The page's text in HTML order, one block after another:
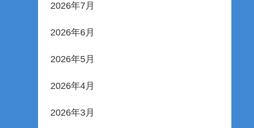
2026年7月
2026年6月
2026年5月
2026年4月
2026年3月